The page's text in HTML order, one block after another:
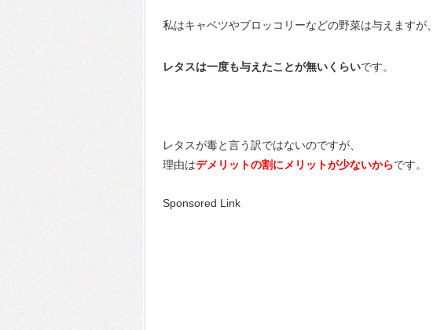
私はキャベツやブロッコリーなどの野菜は与えますが、
レタスは一度も与えたことが無いくらいです。
レタスが毒と言う訳ではないのですが、
理由はデメリットの割にメリットが少ないからです。
Sponsored Link